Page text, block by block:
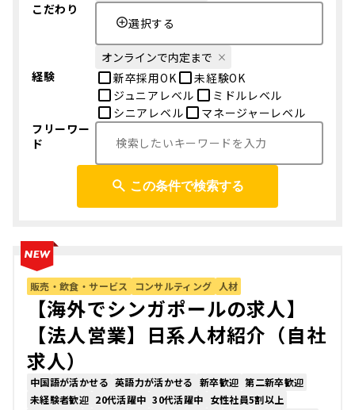
こだわり
選択する
オンラインで内定まで
経験
新卒採用OK
未経験OK
ジュニアレベル
ミドルレベル
シニアレベル
マネージャーレベル
フリーワー
ド
この条件で検索する
販売・飲食・サービス コンサルティング 人材
【海外でシンガポールの求人】
【法人営業】日系人材紹介（自社
求人）
中国語が活かせる 英語力が活かせる 新卒歓迎 第二新卒歓迎
未経験者歓迎 20代活躍中 30代活躍中 女性社員5割以上